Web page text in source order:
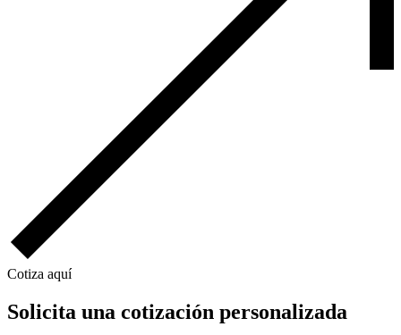
Cotiza aquí
Solicita una cotización personalizada